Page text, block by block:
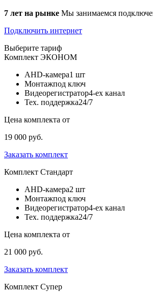
7 лет на рынке Мы занимаемся
Подключить интернет
Выберите тариф
Комплект ЭКОНОМ
AHD-камера1 шт
Монтажпод ключ
Видеорегистратор4-ех канал
Тех. поддержка24/7
Цена комплекта от
19 000 руб.
Заказать комплект
Комплект Стандарт
AHD-камера2 шт
Монтажпод ключ
Видеорегистратор4-ех канал
Тех. поддержка24/7
Цена комплекта от
21 000 руб.
Заказать комплект
Комплект Супер